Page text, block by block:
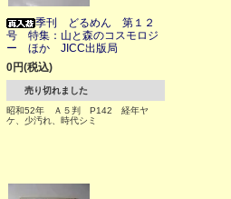
季刊 どるめん 第１２
号 特集：山と森のコスモロジ
ー ほか JICC出版局
0円(税込)
売り切れました
昭和52年 Ａ５判 P142 経年ヤ
ケ、少汚れ、時代シミ